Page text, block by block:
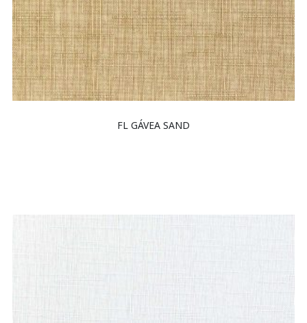
FL GÁVEA SAND